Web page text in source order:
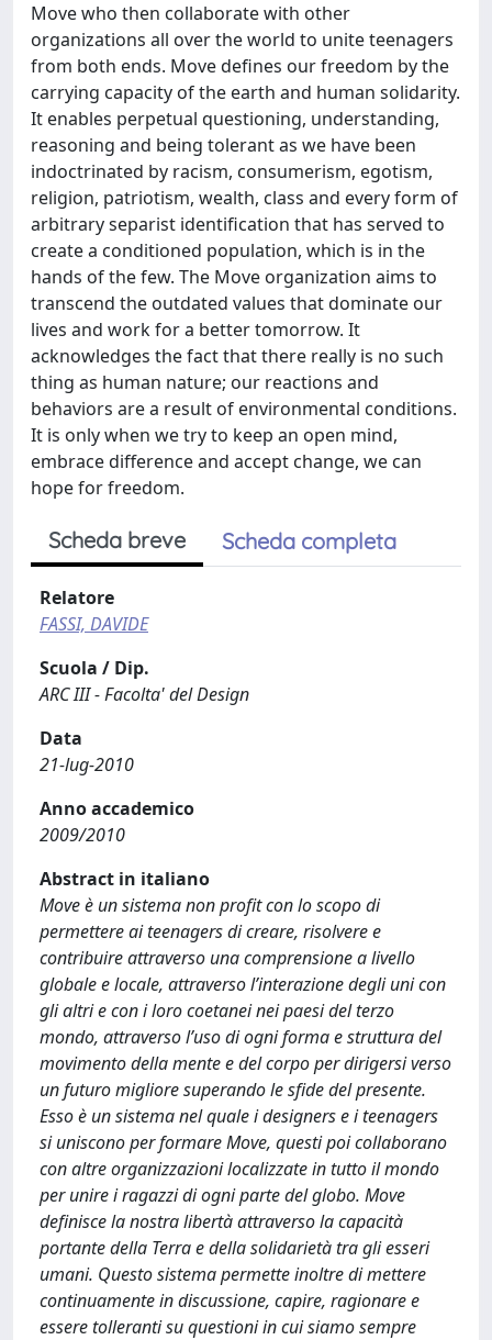
Move who then collaborate with other
organizations all over the world to unite teenagers
from both ends. Move defines our freedom by the
carrying capacity of the earth and human solidarity.
It enables perpetual questioning, understanding,
reasoning and being tolerant as we have been
indoctrinated by racism, consumerism, egotism,
religion, patriotism, wealth, class and every form of
arbitrary separist identification that has served to
create a conditioned population, which is in the
hands of the few. The Move organization aims to
transcend the outdated values that dominate our
lives and work for a better tomorrow. It
acknowledges the fact that there really is no such
thing as human nature; our reactions and
behaviors are a result of environmental conditions.
It is only when we try to keep an open mind,
embrace difference and accept change, we can
hope for freedom.
Scheda breve Scheda completa
Relatore
FASSI, DAVIDE
Scuola / Dip.
ARC III - Facolta' del Design
Data
21-lug-2010
Anno accademico
2009/2010
Abstract in italiano
Move è un sistema non profit con lo scopo di
permettere ai teenagers di creare, risolvere e
contribuire attraverso una comprensione a livello
globale e locale, attraverso l’interazione degli uni con
gli altri e con i loro coetanei nei paesi del terzo
mondo, attraverso l’uso di ogni forma e struttura del
movimento della mente e del corpo per dirigersi verso
un futuro migliore superando le sfide del presente.
Esso è un sistema nel quale i designers e i teenagers
si uniscono per formare Move, questi poi collaborano
con altre organizzazioni localizzate in tutto il mondo
per unire i ragazzi di ogni parte del globo. Move
definisce la nostra libertà attraverso la capacità
portante della Terra e della solidarietà tra gli esseri
umani. Questo sistema permette inoltre di mettere
continuamente in discussione, capire, ragionare e
essere tolleranti su questioni in cui siamo sempre